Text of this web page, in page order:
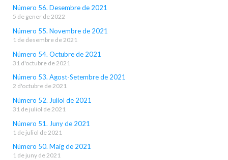
Número 56. Desembre de 2021
5 de gener de 2022
Número 55. Novembre de 2021
1 de desembre de 2021
Número 54. Octubre de 2021
31 d'octubre de 2021
Número 53. Agost-Setembre de 2021
2 d'octubre de 2021
Número 52. Juliol de 2021
31 de juliol de 2021
Número 51. Juny de 2021
1 de juliol de 2021
Número 50. Maig de 2021
1 de juny de 2021